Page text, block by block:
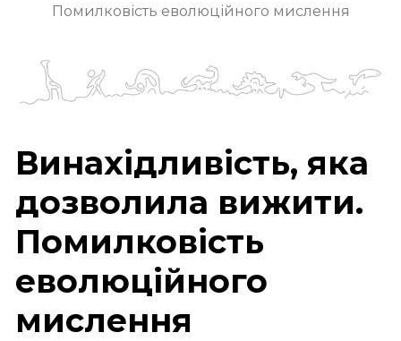
Помилковість еволюційного мислення
Винахідливість, яка
дозволила вижити.
Помилковість
еволюційного
мислення